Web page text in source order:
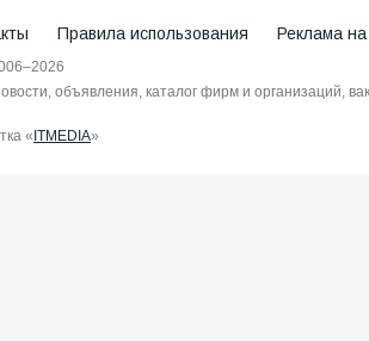
Правила использования Реклама
объявления, каталог фирм и организаций,
« ITMEDIA»